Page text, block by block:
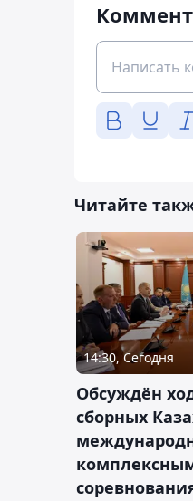
Читайте
14:30, Сегодня
Обсуждён
сборных